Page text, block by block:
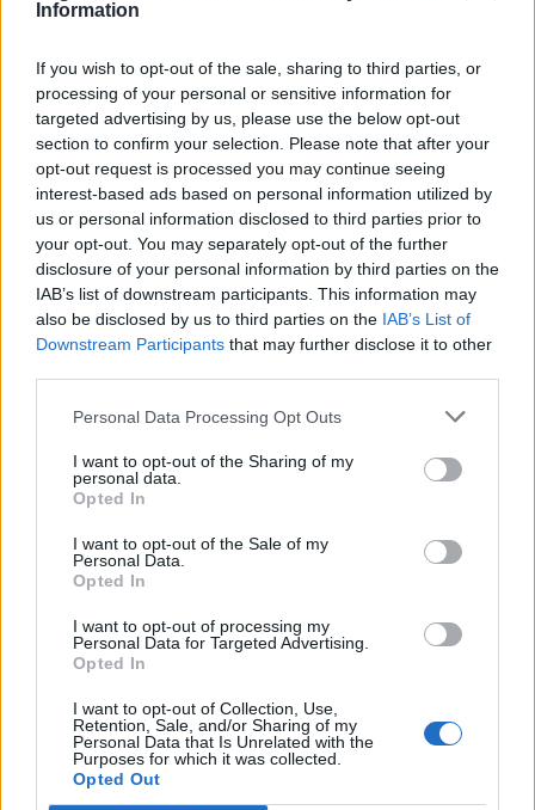
Information
If you wish to opt-out of the sale, sharing to third parties, or
processing of your personal or sensitive information for
targeted advertising by us, please use the below opt-out
section to confirm your selection. Please note that after your
opt-out request is processed you may continue seeing
interest-based ads based on personal information utilized by
us or personal information disclosed to third parties prior to
your opt-out. You may separately opt-out of the further
disclosure of your personal information by third parties on the
IAB’s list of downstream participants. This information may
also be disclosed by us to third parties on the IAB’s List of
Downstream Participants that may further disclose it to other
Personal Data Processing Opt Outs
I want to opt-out of the Sharing of my
personal data.
Opted In
I want to opt-out of the Sale of my
Personal Data.
Opted In
I want to opt-out of processing my
Personal Data for Targeted Advertising.
Opted In
I want to opt-out of Collection, Use,
Retention, Sale, and/or Sharing of my
Personal Data that Is Unrelated with the
Purposes for which it was collected.
Opted Out
Accedioregistrati per commentare questo
commento esprime il pensiero dell'autore e non rappresenta la linea editoriale
di VareseNews.it, che rimane autonoma e indipendente. I messaggi inclusi nei
commenti non sono testi giornalistici, ma post inviati dai singoli lettori che
possono essere automaticamente pubblicati senza filtro preventivo. I commenti